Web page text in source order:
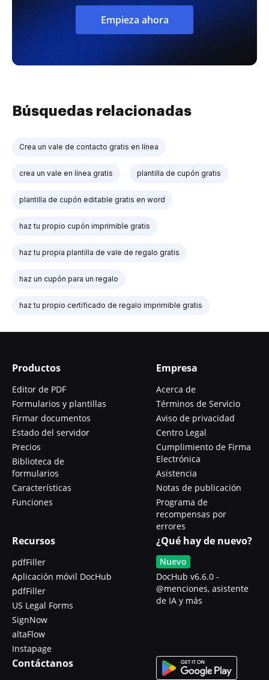
Empieza ahora
Búsquedas relacionadas
Crea un vale de contacto gratis en línea
crea un vale en línea gratis plantilla de cupón gratis
plantilla de cupón editable gratis en word
haz tu propio cupón imprimible gratis
haz tu propia plantilla de vale de regalo gratis
haz un cupón para un regalo
haz tu propio certificado de regalo imprimible gratis
Productos
Editor de PDF
Formularios y plantillas
Firmar documentos
Estado del servidor
Precios
Biblioteca de
formularios
Características
Funciones
Empresa
Acerca de
Términos de Servicio
Aviso de privacidad
Centro Legal
Cumplimiento de Firma
Electrónica
Asistencia
Notas de publicación
Programa de
recompensas por
errores
Recursos
pdfFiller
Aplicación móvil DocHub
pdfFiller
US Legal Forms
SignNow
altaFlow
Instapage
¿Qué hay de nuevo?
Nuevo
DocHub v6.6.0 -
@menciones, asistente
de IA y más
Contáctanos